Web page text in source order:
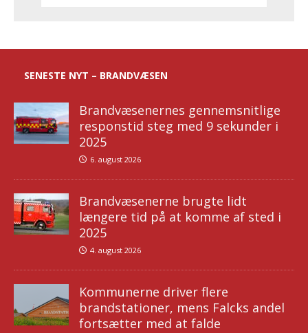
SENESTE NYT – BRANDVÆSEN
Brandvæsenernes gennemsnitlige
responstid steg med 9 sekunder i
2025
6. august 2026
Brandvæsenerne brugte lidt
længere tid på at komme af sted i
2025
4. august 2026
Kommunerne driver flere
brandstationer, mens Falcks andel
fortsætter med at falde